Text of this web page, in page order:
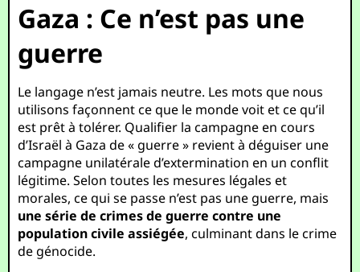
Gaza : Ce n’est pas une
guerre
Le langage n’est jamais neutre. Les mots que nous
utilisons façonnent ce que le monde voit et ce qu’il
est prêt à tolérer. Qualifier la campagne en cours
d’Israël à Gaza de « guerre » revient à déguiser une
campagne unilatérale d’extermination en un conflit
légitime. Selon toutes les mesures légales et
morales, ce qui se passe n’est pas une guerre, mais
une série de crimes de guerre contre une
population civile assiégée, culminant dans le crime
de génocide.